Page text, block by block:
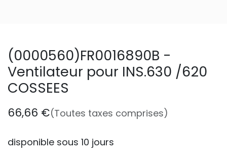
(0000560)FR0016890B -
Ventilateur pour INS.630 /620
COSSEES
66,66 €(Toutes taxes comprises)
disponible sous 10 jours